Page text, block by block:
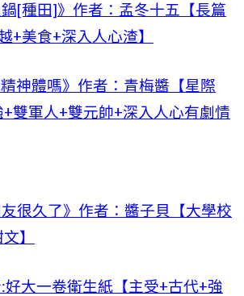
鍋[種田]》作者：孟冬十五【長篇
+美食+深入人心渣】
精神體嗎》作者：青梅醬【星際
雙軍人+雙元帥+深入人心有劇情
友很久了》作者：醬子貝【大學校
】
:好大一卷衛生紙【主受+古代+強